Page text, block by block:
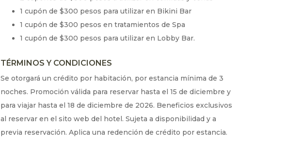
1 cupón de $300 pesos para utilizar en Bikini Bar
1 cupón de $300 pesos en tratamientos de Spa
1 cupón de $300 pesos para utilizar en Lobby Bar.
TÉRMINOS Y CONDICIONES
Se otorgará un crédito por habitación, por estancia mínima de 3
noches. Promoción válida para reservar hasta el 15 de diciembre y
para viajar hasta el 18 de diciembre de 2026. Beneficios exclusivos
al reservar en el sito web del hotel. Sujeta a disponibilidad y a
previa reservación. Aplica una redención de crédito por estancia.